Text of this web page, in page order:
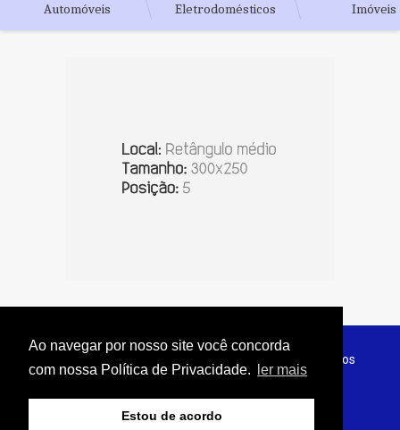
Ao navegar por nosso site você concorda
com nossa Política de Privacidade.
ler mais
Estou de acordo
Automóveis Eletrodomésticos Imóveis
© Copyright 2026 - Jornal do Interior - Todos os direitos
reservados